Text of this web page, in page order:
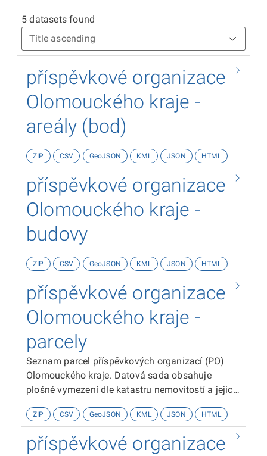
5 datasets found
příspěvkové organizace
Olomouckého kraje -
areály (bod)
ZIP CSV GeoJSON KML JSON HTML
příspěvkové organizace
Olomouckého kraje -
budovy
ZIP CSV GeoJSON KML JSON HTML
příspěvkové organizace
Olomouckého kraje -
parcely
Seznam parcel příspěvkových organizací (PO)
Olomouckého kraje. Datová sada obsahuje
plošné vymezení dle katastru nemovitostí a jejich
aj.ZIP CSV GeoJSON KML JSON HTML
příspěvkové organizace